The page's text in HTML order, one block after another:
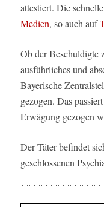
attestiert. Die
Medien, so auch auf
Ob der Beschuldigte
ausführliches und
Bayerische
gezogen. Das
Erwägung gezogen
Der Täter befindet
geschlossenen